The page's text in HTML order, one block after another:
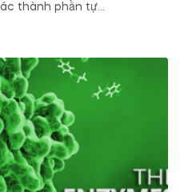
thành phần tự…